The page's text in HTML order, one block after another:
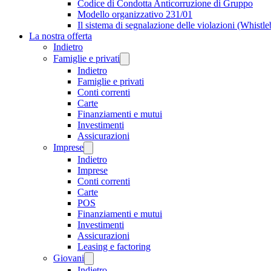
Codice di Condotta Anticorruzione di Gruppo
Modello organizzativo 231/01
Il sistema di segnalazione delle violazioni
La nostra offerta
Indietro
Famiglie e privati
Indietro
Famiglie e privati
Conti correnti
Carte
Finanziamenti e mutui
Investimenti
Assicurazioni
Imprese
Indietro
Imprese
Conti correnti
Carte
POS
Finanziamenti e mutui
Investimenti
Assicurazioni
Leasing e factoring
Giovani